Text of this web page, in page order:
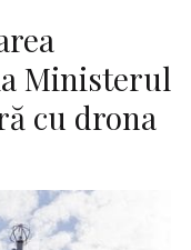
Ministerul
cu drona